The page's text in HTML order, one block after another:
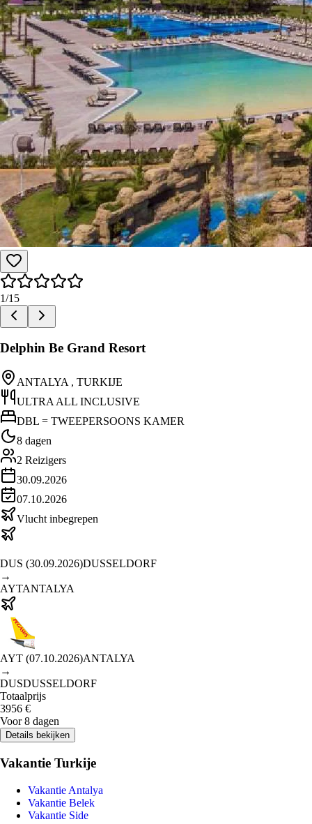
1/15
Delphin Be Grand Resort
ANTALYA , TURKIJE
ULTRA ALL INCLUSIVE
DBL = TWEEPERSOONS KAMER
8 dagen
2 Reizigers
30.09.2026
07.10.2026
Vlucht inbegrepen
DUS (30.09.2026)DUSSELDORF
→
AYTANTALYA
AYT (07.10.2026)ANTALYA
→
DUSDUSSELDORF
Totaalprijs
3956 €
Voor 8 dagen
Details bekijken
Vakantie Turkije
Vakantie Antalya
Vakantie Belek
Vakantie Side